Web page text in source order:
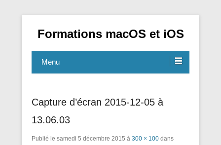
Formations macOS et iOS
Menu
Capture d’écran 2015-12-05 à
13.06.03
Publié le samedi 5 décembre 2015 à 300 × 100 dans